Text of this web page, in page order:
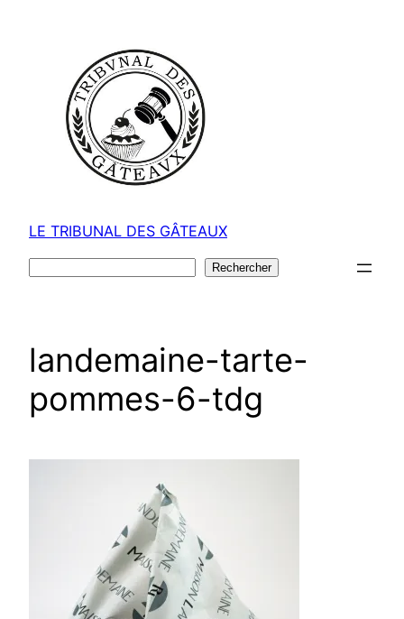
LE TRIBUNAL DES GÂTEAUX
Rechercher
landemaine-tarte-
pommes-6-tdg